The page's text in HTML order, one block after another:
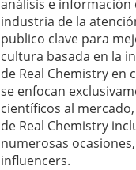
análisis e información
industria de la
publico clave para
cultura basada en la
de Real Chemistry en
se enfocan
científicos al
de Real Chemistry
numerosas
influencers.